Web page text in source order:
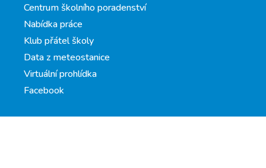
Centrum školního poradenství
Nabídka práce
Klub přátel školy
Data z meteostanice
Virtuální prohlídka
Facebook